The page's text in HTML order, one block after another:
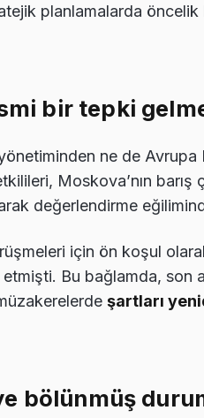
planlamalarda öncelik
bir tepki
ne de Avrupa
Moskova’nın barış
değerlendirme
için ön koşul
etmişti. Bu bağlamda, son
şartları
bölünmüş